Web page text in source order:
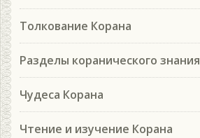
Толкование Корана
Разделы коранического знания
Чудеса Корана
Чтение и изучение Корана